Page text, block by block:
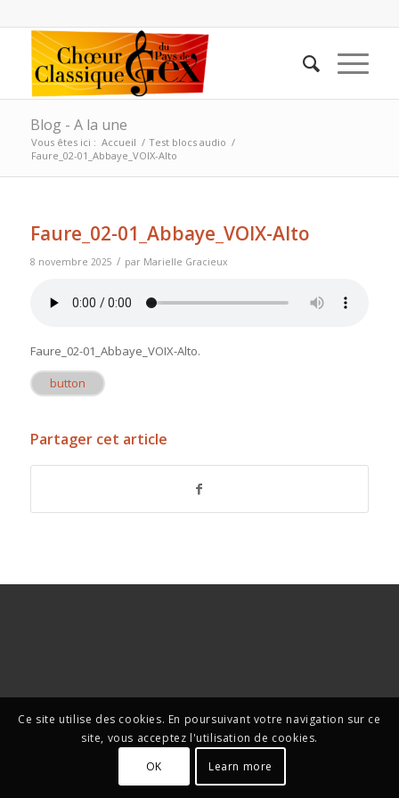
Blog - A la une
Vous êtes ici : Accueil / Test blocs audio /
Faure_02-01_Abbaye_VOIX-Alto
Faure_02-01_Abbaye_VOIX-Alto
8 novembre 2025 / par Marielle Gracieux
Faure_02-01_Abbaye_VOIX-Alto.
button
Partager cet article
Ce site utilise des cookies. En poursuivant votre navigation sur ce
site, vous acceptez l'utilisation de cookies.
OK
Learn more